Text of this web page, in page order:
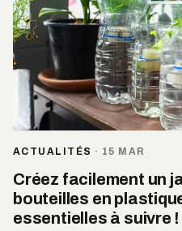
ACTUALITÉS · 15 MAR
Créez facilement un
bouteilles en
essentielles à suivre !